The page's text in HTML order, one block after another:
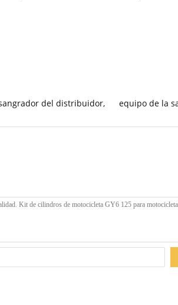
del distribuidor, equipo de la